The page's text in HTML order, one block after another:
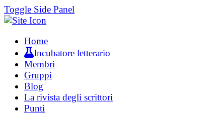
Toggle Side Panel
Home
Incubatore letterario
Membri
Gruppi
Blog
La rivista degli scrittori
Punti